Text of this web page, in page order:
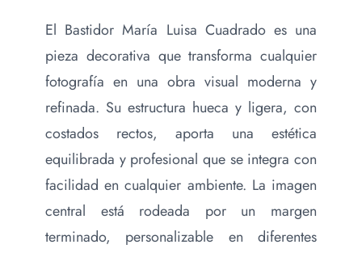
El Bastidor María Luisa Cuadrado es una
pieza decorativa que transforma cualquier
fotografía en una obra visual moderna y
refinada. Su estructura hueca y ligera, con
costados rectos, aporta una estética
equilibrada y profesional que se integra con
facilidad en cualquier ambiente. La imagen
central está rodeada por un margen
terminado, personalizable en diferentes